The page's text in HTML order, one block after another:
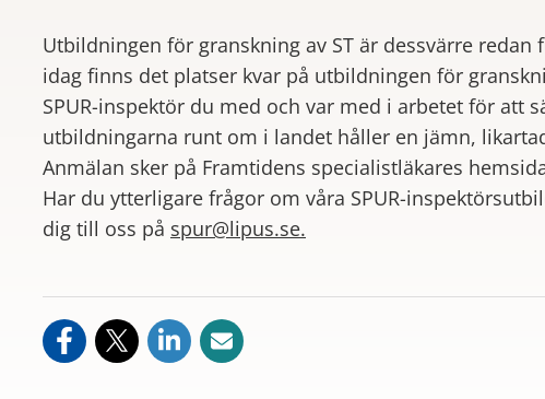
Utbildningen för granskning av ST är dessvärre redan
idag finns det platser kvar på utbildningen för
SPUR-inspektör du med och var med i arbetet för att
utbildningarna runt om i landet håller en jämn,
Anmälan sker på Framtidens specialistläkares
Har du ytterligare frågor om våra SPUR-
dig till oss på spur@lipus.se.